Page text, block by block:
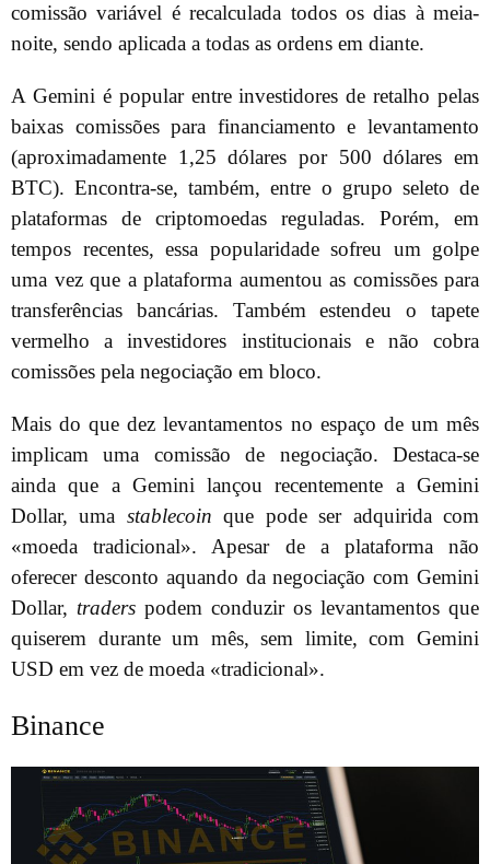
comissão variável é recalculada todos os dias à meia-
noite, sendo aplicada a todas as ordens em diante.
A Gemini é popular entre investidores de retalho pelas
baixas comissões para financiamento e levantamento
(aproximadamente 1,25 dólares por 500 dólares em
BTC). Encontra-se, também, entre o grupo seleto de
plataformas de criptomoedas reguladas. Porém, em
tempos recentes, essa popularidade sofreu um golpe
uma vez que a plataforma aumentou as comissões para
transferências bancárias. Também estendeu o tapete
vermelho a investidores institucionais e não cobra
comissões pela negociação em bloco.
Mais do que dez levantamentos no espaço de um mês
implicam uma comissão de negociação. Destaca-se
ainda que a Gemini lançou recentemente a Gemini
Dollar, uma stablecoin que pode ser adquirida com
«moeda tradicional». Apesar de a plataforma não
oferecer desconto aquando da negociação com Gemini
Dollar, traders podem conduzir os levantamentos que
quiserem durante um mês, sem limite, com Gemini
USD em vez de moeda «tradicional».
Binance